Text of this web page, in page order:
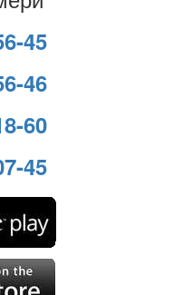
45
46
60
45